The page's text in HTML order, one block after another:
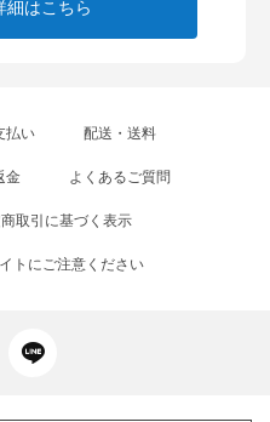
細はこちら
払い 配送・送料
金 よくあるご質問
取引に基づく表示
トにご注意ください